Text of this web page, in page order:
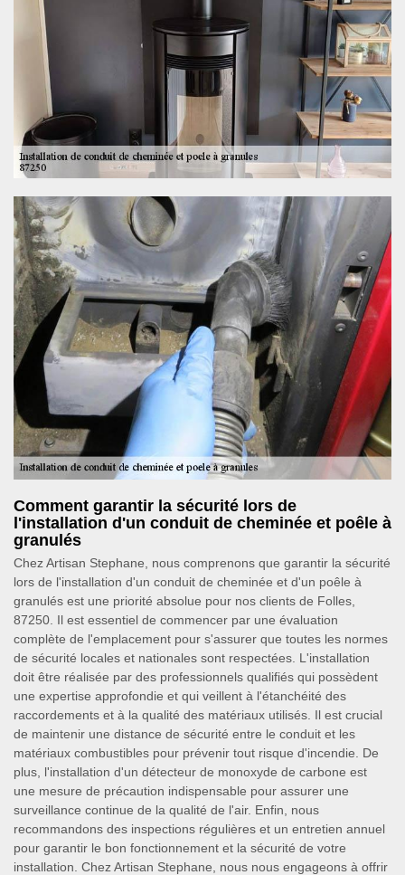
Comment garantir la sécurité lors de
l'installation d'un conduit de cheminée et poêle à
granulés
Chez Artisan Stephane, nous comprenons que garantir la sécurité
lors de l'installation d'un conduit de cheminée et d'un poêle à
granulés est une priorité absolue pour nos clients de Folles,
87250. Il est essentiel de commencer par une évaluation
complète de l'emplacement pour s'assurer que toutes les normes
de sécurité locales et nationales sont respectées. L'installation
doit être réalisée par des professionnels qualifiés qui possèdent
une expertise approfondie et qui veillent à l'étanchéité des
raccordements et à la qualité des matériaux utilisés. Il est crucial
de maintenir une distance de sécurité entre le conduit et les
matériaux combustibles pour prévenir tout risque d'incendie. De
plus, l'installation d'un détecteur de monoxyde de carbone est
une mesure de précaution indispensable pour assurer une
surveillance continue de la qualité de l'air. Enfin, nous
recommandons des inspections régulières et un entretien annuel
pour garantir le bon fonctionnement et la sécurité de votre
installation. Chez Artisan Stephane, nous nous engageons à offrir